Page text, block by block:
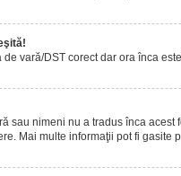
vară/DST corect dar ora înca
sau nimeni nu a tradus înca
Mai multe informaţii pot fi